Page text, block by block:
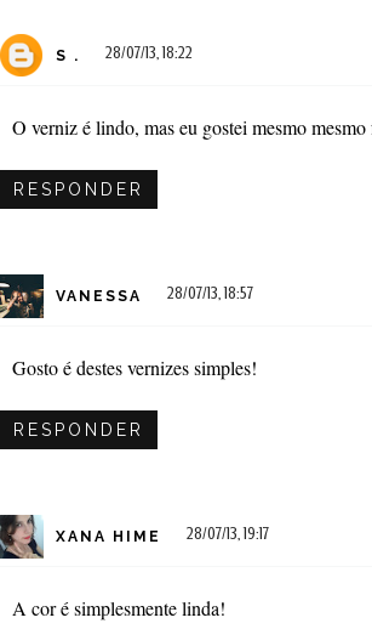
S . 28/07/13, 18:22
O verniz é lindo, mas eu gostei mesmo
RESPONDER
VANESSA 28/07/13, 18:57
Gosto é destes vernizes simples!
RESPONDER
XANA HIME 28/07/13, 19:17
A cor é simplesmente linda!